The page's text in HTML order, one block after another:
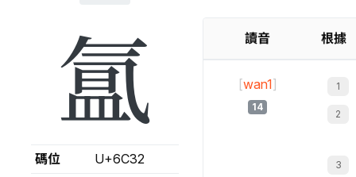
氲
碼位 U+6C32
讀音 根據
[wan1]
14